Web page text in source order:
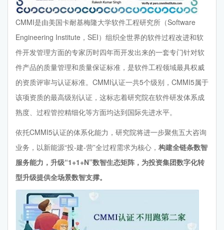
CMMI是由美国卡耐基梅隆大学软件工程研究所（Software
Engineering Institute，SEI）组织全世界的软件过程改进和软
件开发管理方面的专家历时四年而开发出来的一套专门针对软
件产品的质量管理和质量保证标准，是软件工程领域最具权威
的资质评审与认证标准。CMMI认证一共5个级别，CMMI5属于
该项资质的最高级别认证，这标志着研究院在软件研发体系成
熟度、过程管控精细化等方面均达到国际先进水平。
依托CMMI5认证的体系化能力，研究院将进一步聚焦五大咨询
业务，以新能源“投-建-营”全过程需求为核心， 构建全链条数智
服务能力，升级“1+1+N”数智生态矩阵，为投资集团数字化转
型升级提供全场景数智支撑。